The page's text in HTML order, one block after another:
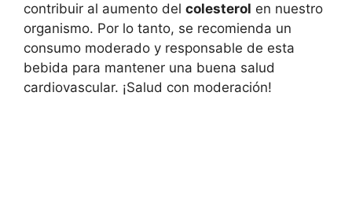
contribuir al aumento del colesterol en nuestro
organismo. Por lo tanto, se recomienda un
consumo moderado y responsable de esta
bebida para mantener una buena salud
cardiovascular. ¡Salud con moderación!